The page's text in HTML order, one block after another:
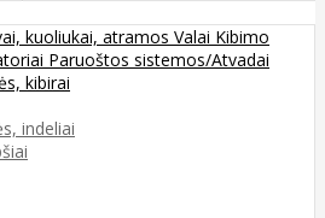
kuoliukai, atramos Valai Kibimo
Paruoštos sistemos/Atvadai
kibirai
indeliai